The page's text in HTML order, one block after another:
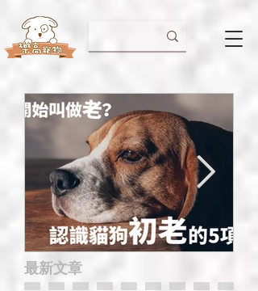
貓狗幾歲開始叫做老？認
​最新文章